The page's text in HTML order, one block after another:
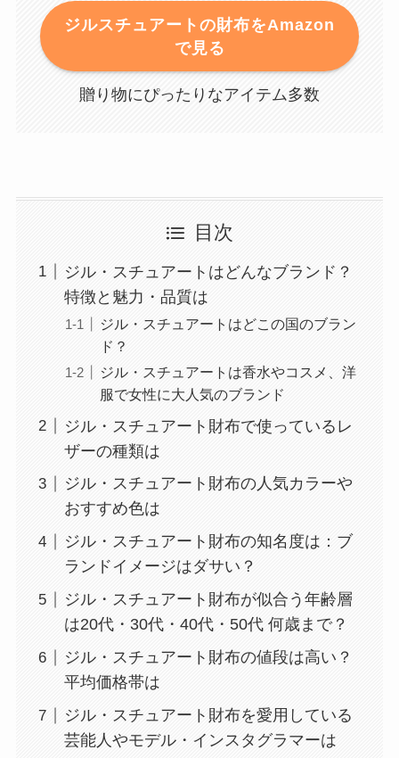
ジルスチュアートの財布をAmazon
で見る
贈り物にぴったりなアイテム多数
目次
ジル・スチュアートはどんなブランド？
特徴と魅力・品質は
ジル・スチュアートはどこの国のブラン
ド？
ジル・スチュアートは香水やコスメ、洋
服で女性に大人気のブランド
ジル・スチュアート財布で使っているレ
ザーの種類は
ジル・スチュアート財布の人気カラーや
おすすめ色は
ジル・スチュアート財布の知名度は：ブ
ランドイメージはダサい？
ジル・スチュアート財布が似合う年齢層
は20代・30代・40代・50代 何歳まで？
ジル・スチュアート財布の値段は高い？
平均価格帯は
ジル・スチュアート財布を愛用している
芸能人やモデル・インスタグラマーは